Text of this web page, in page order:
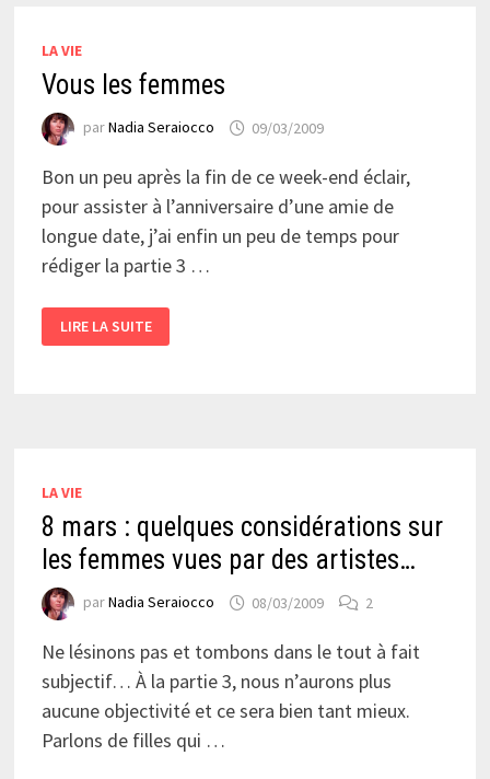
LA VIE
Vous les femmes
parNadia Seraiocco 09/03/2009
Bon un peu après la fin de ce week-end éclair,
pour assister à l’anniversaire d’une amie de
longue date, j’ai enfin un peu de temps pour
rédiger la partie 3 …
LES
FEMMES
LIRE LA SUITE
LA VIE
8 mars : quelques considérations sur
les femmes vues par des artistes…
parNadia Seraiocco 08/03/2009 2
Ne lésinons pas et tombons dans le tout à fait
subjectif… À la partie 3, nous n’aurons plus
aucune objectivité et ce sera bien tant mieux.
Parlons de filles qui …